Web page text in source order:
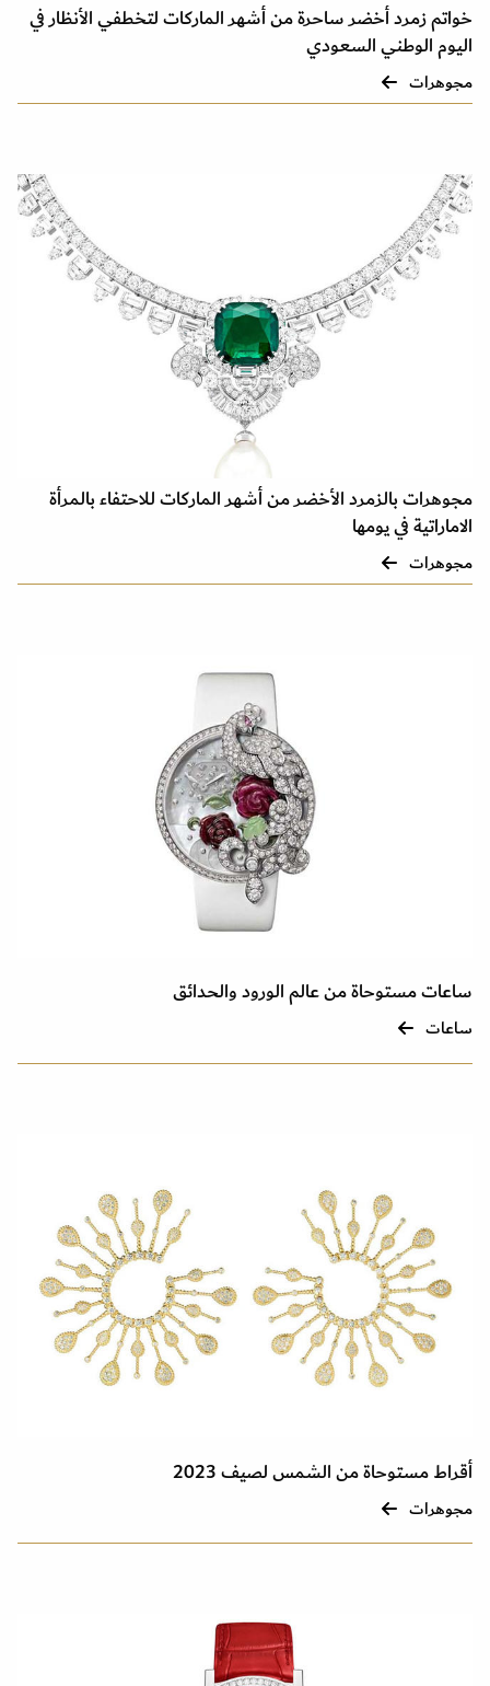
خواتم زمرد أخضر ساحرة من أشهر الماركات لتخطفي الأنظار في
اليوم الوطني السعودي
مجوهرات
مجوهرات بالزمرد الأخضر من أشهر الماركات للاحتفاء بالمرأة
الاماراتية في يومها
مجوهرات
ساعات مستوحاة من عالم الورود والحدائق
ساعات
أقراط مستوحاة من الشمس لصيف 2023
مجوهرات